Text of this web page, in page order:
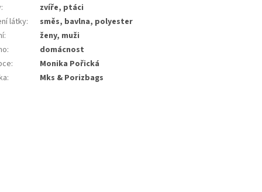
:
zvíře, ptáci
látky:
směs, bavlna, polyester
:
ženy, muži
:
domácnost
:
Monika Pořická
: Mks & Porizbags